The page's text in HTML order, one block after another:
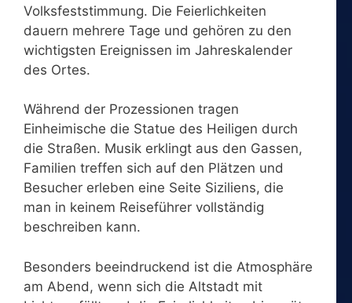
Volksfeststimmung. Die Feierlichkeiten
dauern mehrere Tage und gehören zu den
wichtigsten Ereignissen im Jahreskalender
des Ortes.
Während der Prozessionen tragen
Einheimische die Statue des Heiligen durch
die Straßen. Musik erklingt aus den Gassen,
Familien treffen sich auf den Plätzen und
Besucher erleben eine Seite Siziliens, die
man in keinem Reiseführer vollständig
beschreiben kann.
Besonders beeindruckend ist die Atmosphäre
am Abend, wenn sich die Altstadt mit